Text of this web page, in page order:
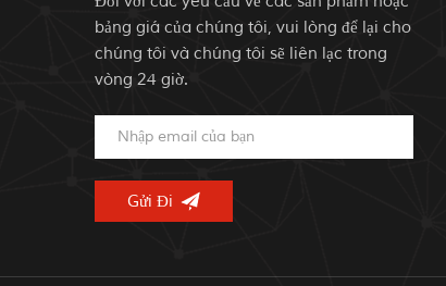
bảng giá của chúng tôi, vui lòng để lại cho
chúng tôi và chúng tôi sẽ liên lạc trong
vòng 24 giờ.